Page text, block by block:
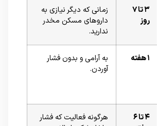
۳ تا ۷
روز
زمانی که دیگر نیازی به
داروهای مسکن مخدر
ندارید.
۱ هفته
به آرامی و بدون فشار
آوردن.
۴ تا ۶
هرگونه فعالیت که فشار